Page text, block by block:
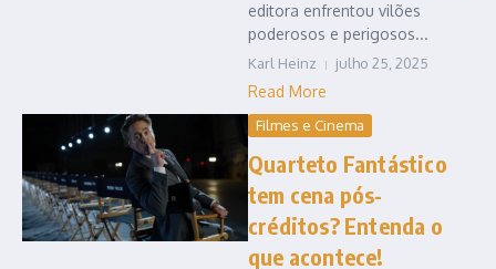
editora enfrentou vilões
poderosos e perigosos...
Karl Heinz julho 25, 2025
Read More
Filmes e Cinema
Quarteto Fantástico
tem cena pós-
créditos? Entenda o
que acontece!